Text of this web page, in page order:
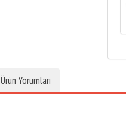
Ürün Yorumları